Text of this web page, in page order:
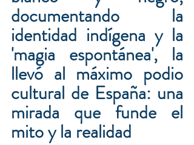
documentando la
identidad indígena y la
'magia espontánea', la
llevó al máximo podio
cultural de España: una
mirada que funde el
mito y la realidad